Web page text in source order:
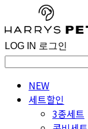
LOG IN 로그인
NEW
세트할인
3종세트